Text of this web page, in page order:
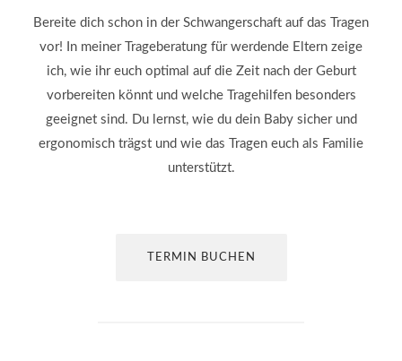
Bereite dich schon in der Schwangerschaft auf das Tragen
vor! In meiner Trageberatung für werdende Eltern zeige
ich, wie ihr euch optimal auf die Zeit nach der Geburt
vorbereiten könnt und welche Tragehilfen besonders
geeignet sind. Du lernst, wie du dein Baby sicher und
ergonomisch trägst und wie das Tragen euch als Familie
unterstützt.
TERMIN BUCHEN